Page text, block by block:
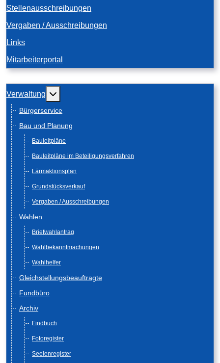
Stellenausschreibungen
Vergaben / Ausschreibungen
Links
Mitarbeiterportal
Verwaltung Weitere Informationen: Verwaltung
Bürgerservice
Bau und Planung
Bauleitpläne
Bauleitpläne im Beteiligungsverfahren
Lärmaktionsplan
Grundstücksverkauf
Vergaben / Ausschreibungen
Wahlen
Briefwahlantrag
Wahlbekanntmachungen
Wahlhelfer
Gleichstellungsbeauftragte
Fundbüro
Archiv
Findbuch
Fotoregister
Seelenregister